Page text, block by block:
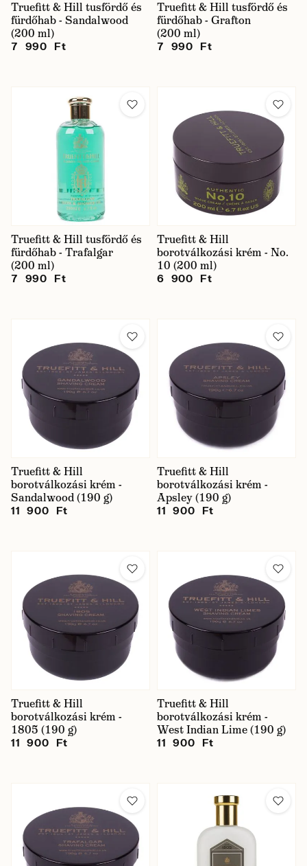
Truefitt & Hill tusfördő és
fürdőhab - Sandalwood
(200 ml)
7 990 Ft
Truefitt & Hill tusfördő és
fürdőhab - Grafton
(200 ml)
7 990 Ft
Truefitt & Hill tusfördő és
fürdőhab - Trafalgar
(200 ml)
7 990 Ft
Truefitt & Hill
borotválkozási krém - No.
10 (200 ml)
6 900 Ft
Truefitt & Hill
borotválkozási krém -
Sandalwood (190 g)
11 900 Ft
Truefitt & Hill
borotválkozási krém -
Apsley (190 g)
11 900 Ft
Truefitt & Hill
borotválkozási krém -
1805 (190 g)
11 900 Ft
Truefitt & Hill
borotválkozási krém -
West Indian Lime (190 g)
11 900 Ft